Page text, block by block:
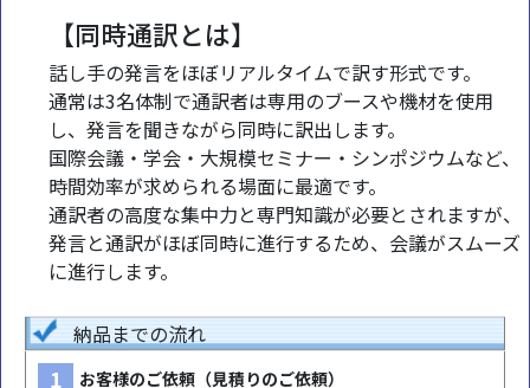
【同時通訳とは】
話し手の発言をほぼリアルタイムで訳す形式です。
通常は3名体制で通訳者は専用のブースや機材を使用
し、発言を聞きながら同時に訳出します。
国際会議・学会・大規模セミナー・シンポジウムなど、
時間効率が求められる場面に最適です。
通訳者の高度な集中力と専門知識が必要とされますが、
発言と通訳がほぼ同時に進行するため、会議がスムーズ
に進行します。
納品までの流れ
1 お客様のご依頼（見積りのご依頼）